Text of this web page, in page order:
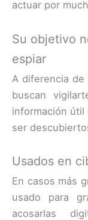
actuar por
Su objetivo
espiar
A diferencia
buscan
información útil
ser
Usados en
En casos más
usado para
acosarlas